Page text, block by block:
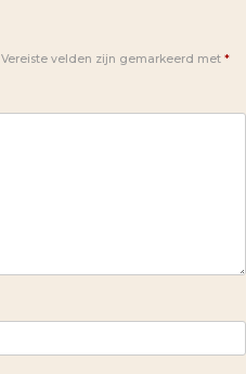
Vereiste velden zijn gemarkeerd met *